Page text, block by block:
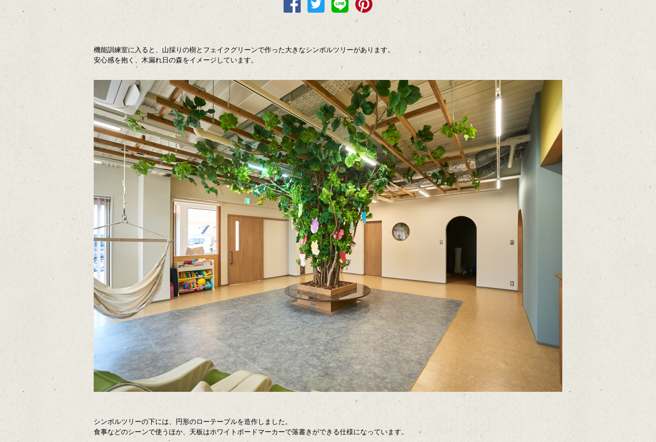
機能訓練室に入ると、山採りの樹とフェイクグリーンで作った大きなシンボルツリーがあります。
安心感を抱く、木漏れ日の森をイメージしています。
シンボルツリーの下には、円形のローテーブルを造作しました。
食事などのシーンで使うほか、天板はホワイトボードマーカーで落書きができる仕様になっています。